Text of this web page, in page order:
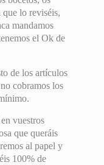
lo reviséis,
mandamos
el Ok de
de los artículos
cobramos los
vuestros
que queráis
al papel y
100% de